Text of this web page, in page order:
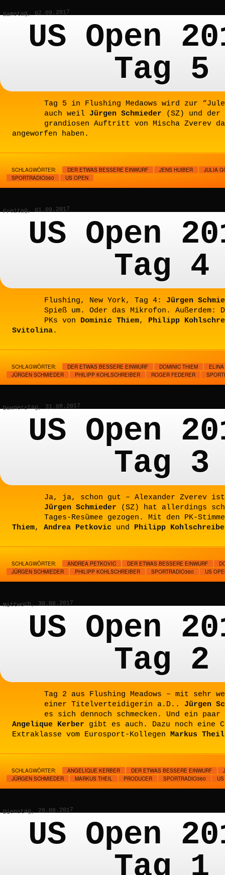
Samstag, 02.09.2017
US Open
Tag 5
Tag 5 in Flushing Medaows wird zur “Jule
auch weil Jürgen Schmieder (SZ) und der
grandiosen Auftritt von Mischa Zverev
angeworfen haben.
SCHLAGWÖRTER: DER ETWAS BESSERE EINWURF JENS HUIBER
JULIA
SPORTRADIO360
US OPEN
Freitag, 01.09.2017
US Open
Tag 4
Flushing, New York, Tag 4: Jürgen
Spieß um. Oder das Mikrofon. Außerdem:
PKs von Dominic Thiem, Philipp
Svitolina.
SCHLAGWÖRTER: DER ETWAS BESSERE EINWURF DOMINIC THIEM
JÜRGEN SCHMIEDER
PHILIPP KOHLSCHREIBER ROGER FEDERER
Donnerstag, 31.08.2017
US Open
Tag 3
Ja, ja, schon gut – Alexander Zverev ist
Jürgen Schmieder (SZ) hat allerdings
Tages-Resümee gezogen. Mit den PK-
Thiem, Andrea Petkovic und Philipp
SCHLAGWÖRTER: ANDREA PETKOVIC DER ETWAS BESSERE EINWURF
JÜRGEN SCHMIEDER
PHILIPP KOHLSCHREIBER SPORTRADIO360 US
Mittwoch, 30.08.2017
US Open
Tag 2
Tag 2 aus Flushing Meadows – mit sehr
einer Titelverteidigerin a.D.. Jürgen
es sich dennoch schmecken. Und ein paar
Angelique Kerber gibt es auch. Dazu noch eine
Extraklasse vom Eurosport-Kollegen Markus Theil
SCHLAGWÖRTER: ANGELIQUE KERBER DER ETWAS BESSERE EINWURF
JÜRGEN SCHMIEDER
MARKUS THEIL PRODUCER SPORTRADIO360
Dienstag, 29.08.2017
US Open
Tag 1